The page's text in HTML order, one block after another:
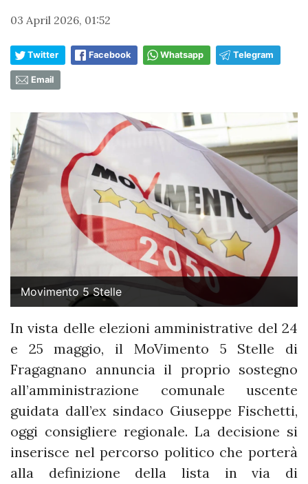
03 April 2026, 01:52
Twitter Facebook Whatsapp Telegram
Email
Movimento 5 Stelle
In vista delle elezioni amministrative del 24
e 25 maggio, il MoVimento 5 Stelle di
Fragagnano annuncia il proprio sostegno
all’amministrazione comunale uscente
guidata dall’ex sindaco Giuseppe Fischetti,
oggi consigliere regionale. La decisione si
inserisce nel percorso politico che porterà
alla definizione della lista in via di